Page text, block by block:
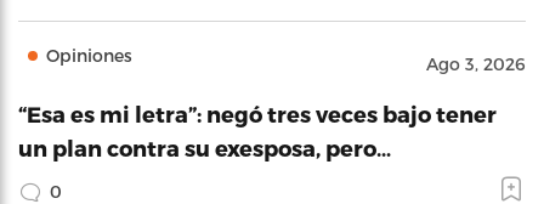
Opiniones Ago 3, 2026
“Esa es mi letra”: negó tres veces bajo tener
un plan contra su exesposa, pero…
0